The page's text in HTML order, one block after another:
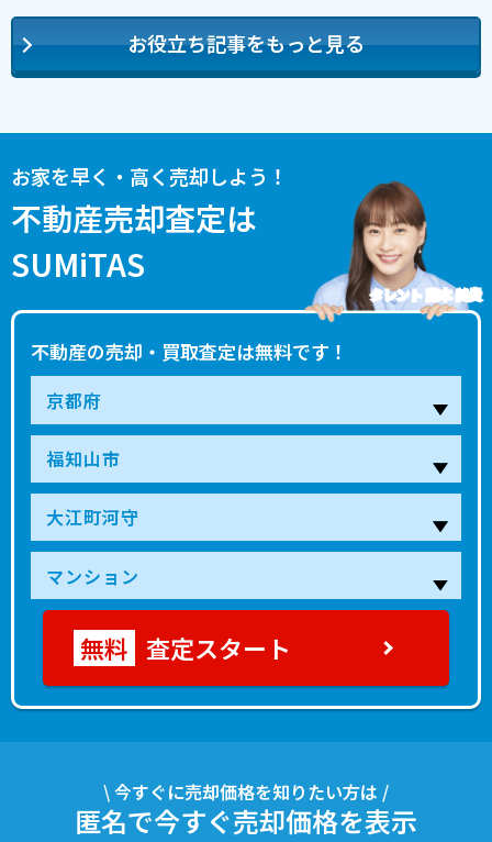
お役立ち記事をもっと見る
お家を早く・高く売却しよう！
不動産売却査定は
SUMiTAS
不動産の売却・買取査定は無料です！
タレント 藤本 美貴
査定スタート
\ 今すぐに売却価格を知りたい方は /
匿名で今すぐ売却価格を表示